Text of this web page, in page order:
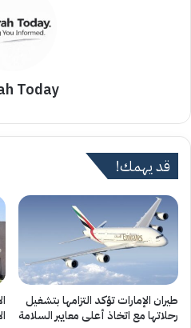
Today
قد يهمك!
طيران الإمارات تؤكد التزامها بتشغيل
رحلاتها مع اتخاذ أعلى معايير السلامة